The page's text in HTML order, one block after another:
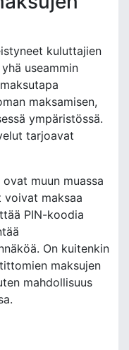
kuluttajien
useammin
maksamisen,
ympäristössä.
tarjoavat
muun muassa
voivat maksaa
PIN-koodia
On kuitenkin
maksujen
mahdollisuus